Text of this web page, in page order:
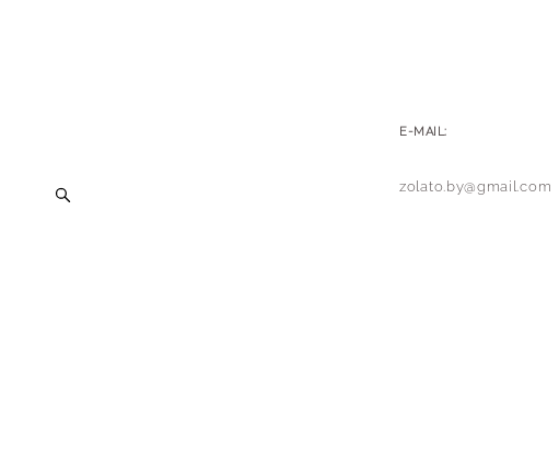
E-MAIL:
zolato.by@gmail.com